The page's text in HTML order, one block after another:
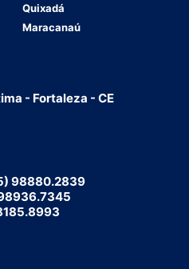
Quixadá
Maracanaú
- Fortaleza - CE
98880.2839